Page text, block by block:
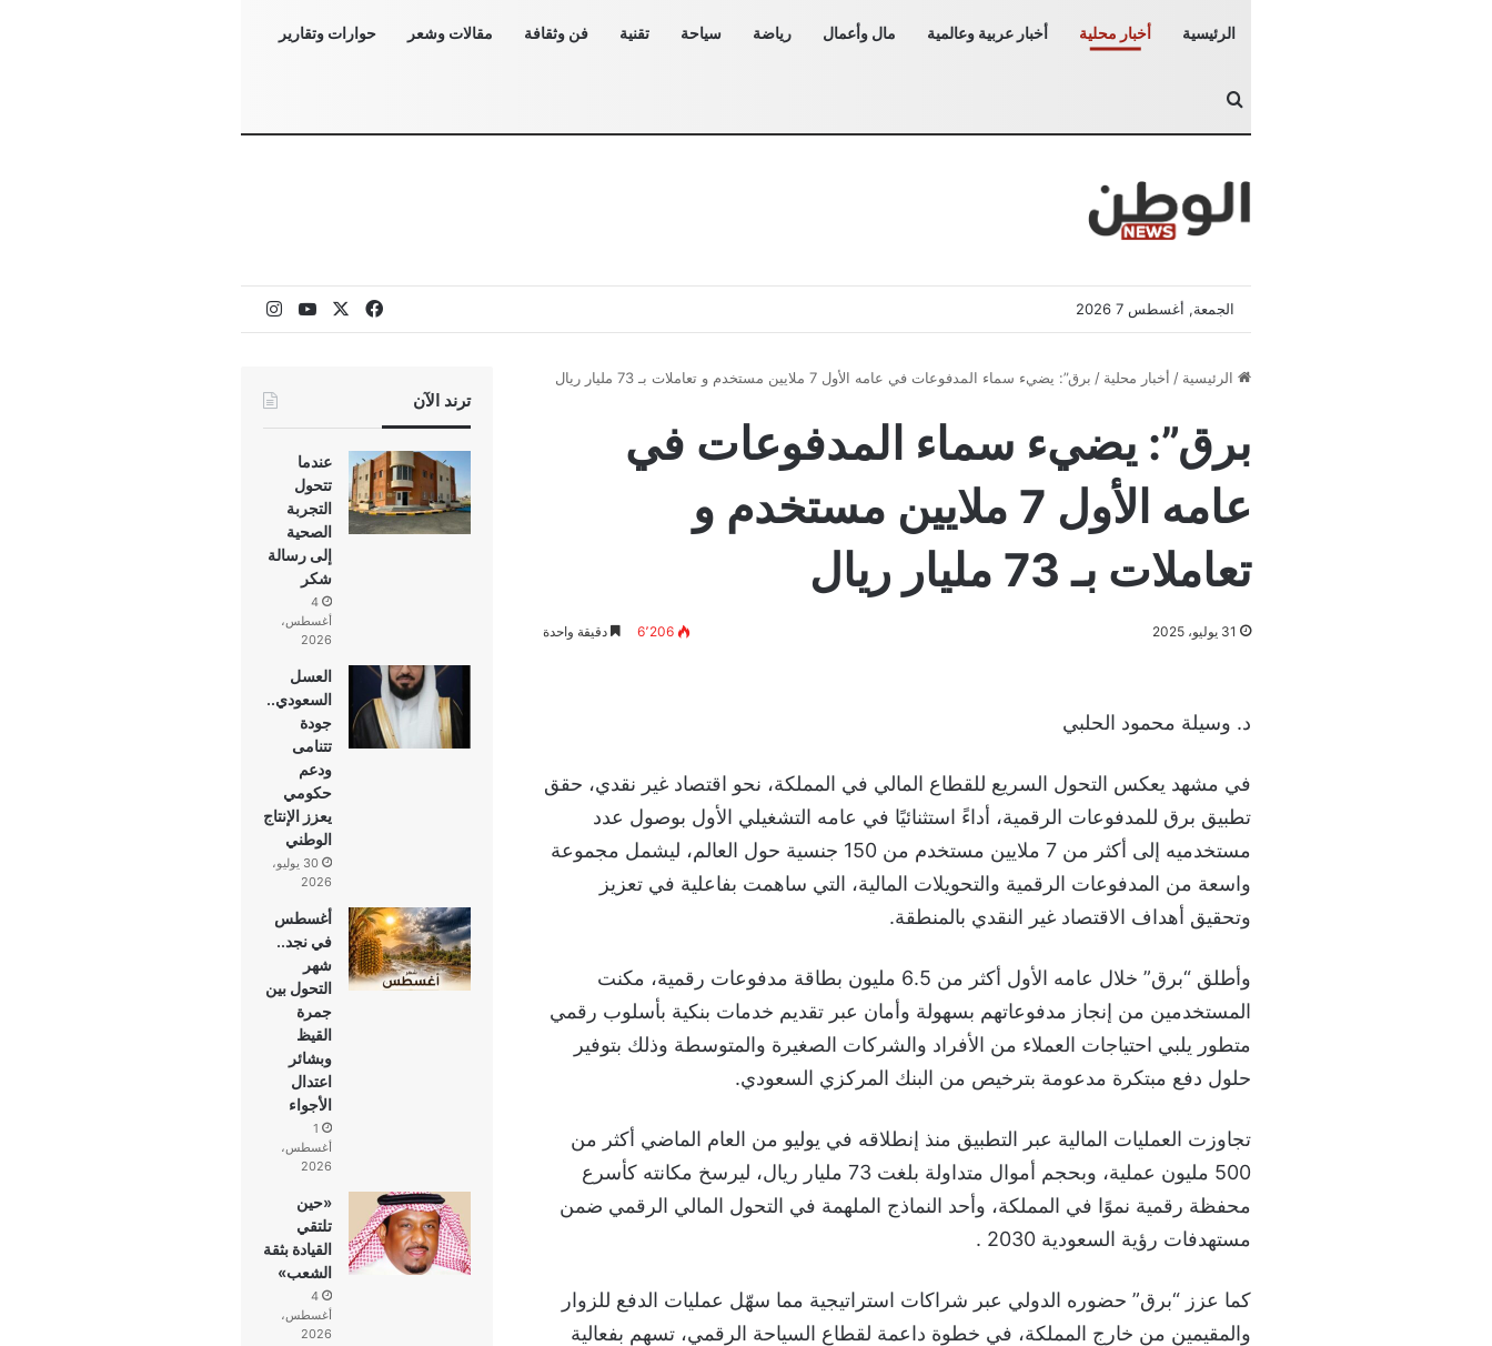
الرئيسية أخبار محلية أخبار عربية وعالمية مال وأعمال رياضة سياحة تقنية فن وثقافة مقالات وشعر حوارات وتقارير
بحث عن
الجمعة, أغسطس 7 2026 فيسبوك ‫YouTubeانستقرام
الرئيسية / أخبار محلية / برق”: يضيء سماء المدفوعات في عامه الأول 7 ملايين مستخدم و تعاملات بـ 73 مليار ريال
برق”: يضيء سماء المدفوعات في
عامه الأول 7 ملايين مستخدم و
تعاملات بـ 73 مليار ريال
31 يوليو، 2025 6٬206 دقيقة واحدة
د. وسيلة محمود الحلبي
في مشهد يعكس التحول السريع للقطاع المالي في المملكة، نحو اقتصاد غير نقدي، حقق
تطبيق برق للمدفوعات الرقمية، أداءً استثنائيًا في عامه التشغيلي الأول بوصول عدد
مستخدميه إلى أكثر من 7 ملايين مستخدم من 150 جنسية حول العالم، ليشمل مجموعة
واسعة من المدفوعات الرقمية والتحويلات المالية، التي ساهمت بفاعلية في تعزيز
وتحقيق أهداف الاقتصاد غير النقدي بالمنطقة.
وأطلق “برق” خلال عامه الأول أكثر من 6.5 مليون بطاقة مدفوعات رقمية، مكنت
المستخدمين من إنجاز مدفوعاتهم بسهولة وأمان عبر تقديم خدمات بنكية بأسلوب رقمي
متطور يلبي احتياجات العملاء من الأفراد والشركات الصغيرة والمتوسطة وذلك بتوفير
حلول دفع مبتكرة مدعومة بترخيص من البنك المركزي السعودي.
تجاوزت العمليات المالية عبر التطبيق منذ إنطلاقه في يوليو من العام الماضي أكثر من
500 مليون عملية، وبحجم أموال متداولة بلغت 73 مليار ريال، ليرسخ مكانته كأسرع
محفظة رقمية نموًا في المملكة، وأحد النماذج الملهمة في التحول المالي الرقمي ضمن
مستهدفات رؤية السعودية 2030 .
كما عزز “برق” حضوره الدولي عبر شراكات استراتيجية مما سهّل عمليات الدفع للزوار
والمقيمين من خارج المملكة، في خطوة داعمة لقطاع السياحة الرقمي، تسهم بفعالية
ترند الآن
عندما
تتحول
التجربة
الصحية
إلى رسالة
شكر
4
أغسطس،
2026
العسل
السعودي..
جودة
تتنامى
ودعم
حكومي
يعزز الإنتاج
الوطني
30 يوليو،
2026
أغسطس
في نجد..
شهر
التحول بين
جمرة
القيظ
وبشائر
اعتدال
الأجواء
1
أغسطس،
2026
«حين
تلتقي
القيادة بثقة
الشعب»
4
أغسطس،
2026